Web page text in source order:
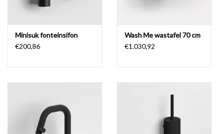
Minisuk fonteinsifon
€200,86
Wash Me wastafel 70 cm
€1.030,92